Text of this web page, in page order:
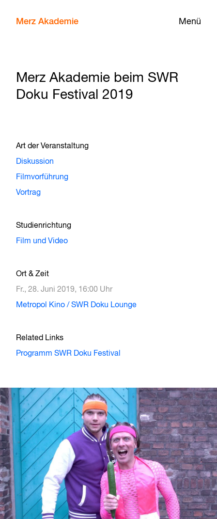
Menü
Merz Akademie
Merz Akademie beim SWR
Doku Festival 2019
Art der Veranstaltung
Diskussion
Filmvorführung
Vortrag
Studienrichtung
Film und Video
Ort & Zeit
Fr., 28. Juni 2019, 16:00 Uhr
Metropol Kino / SWR Doku Lounge
Related Links
Programm SWR Doku Festival